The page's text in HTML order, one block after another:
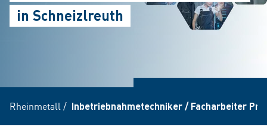
in Schneizlreuth
Rheinmetall / Inbetriebnahmetechniker / Facharbeiter